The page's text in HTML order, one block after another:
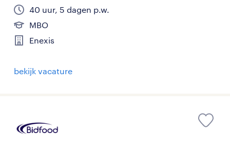
40 uur, 5 dagen p.w.
MBO
Enexis
bekijk vacature